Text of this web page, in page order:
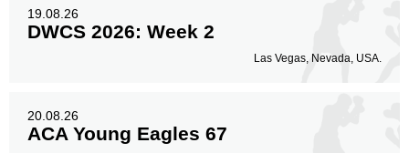
19.08.26
DWCS 2026: Week 2
Las Vegas, Nevada, USA.
20.08.26
ACA Young Eagles 67